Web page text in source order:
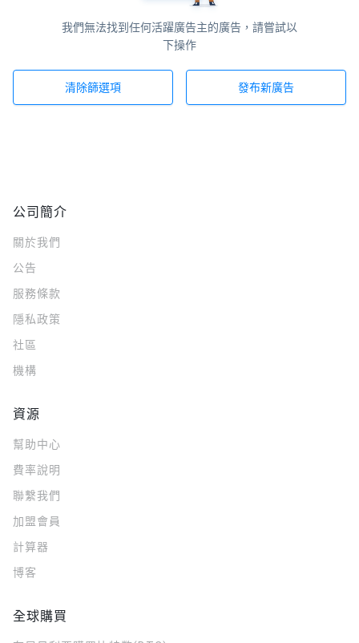
我們無法找到任何活躍廣告主的廣告，請嘗試以
下操作
清除篩選項 發布新廣告
公司簡介
關於我們
公告
服務條款
隱私政策
社區
機構
資源
幫助中心
費率說明
聯繫我們
加盟會員
計算器
博客
全球購買